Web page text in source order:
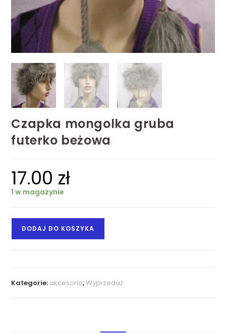
Czapka mongolka gruba
futerko beżowa
17.00 zł
1 w magazynie
DODAJ DO KOSZYKA
Kategorie: akcesoria,Wyprzedaż